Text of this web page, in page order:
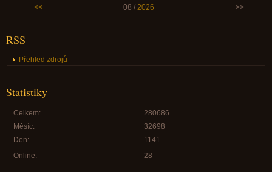
<< 08 / 2026 >>
RSS
Přehled zdrojů
Statistiky
Online: 28
Celkem:
280686
Měsíc:
32698
Den:
1141